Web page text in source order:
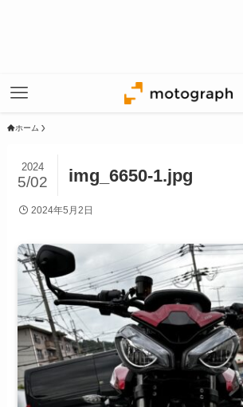
ホーム
img_6650-1.jpg
2024
5/02
2024年5月2日